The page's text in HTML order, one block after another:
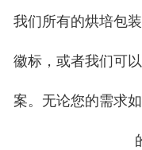
我们所有的烘培包
徽标，或者我们可
案。无论您的需求